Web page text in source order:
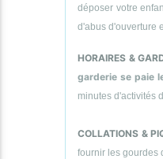
déposer votre
d'abus d'ouverture
HORAIRES &
garderie se paie
minutes d'activités
COLLATIONS &
fournir les gourdes